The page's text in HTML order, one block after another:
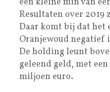
Resultaten over 2019
Daar komt bij dat het
Oranjewoud negatief
De holding leunt
geleend geld, met
miljoen euro.